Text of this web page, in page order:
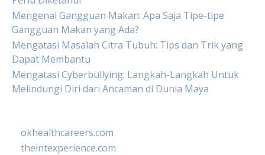
Mengenal Gangguan Makan: Apa Saja Tipe-tipe
Gangguan Makan yang Ada?
Mengatasi Masalah Citra Tubuh: Tips dan Trik yang
Dapat Membantu
Mengatasi Cyberbullying: Langkah-Langkah Untuk
Melindungi Diri dari Ancaman di Dunia Maya
okhealthcareers.com
theintexperience.com